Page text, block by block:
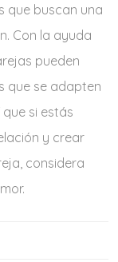
que buscan una
Con la ayuda
pueden
que se adapten
si estás
y crear
considera